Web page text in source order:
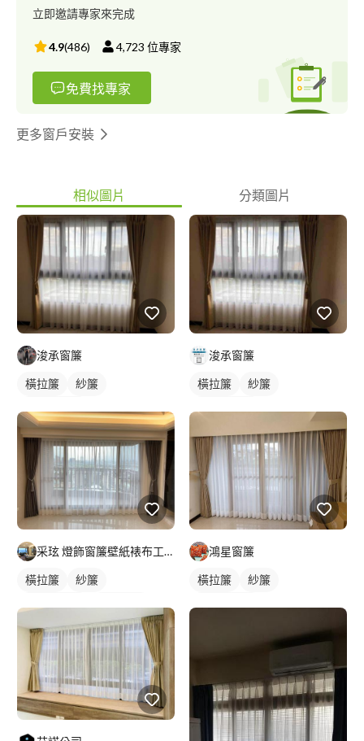
立即邀請專家來完成
4.9(486) 4,723 位專家
免費找專家
更多窗戶安裝
相似圖片 分類圖片
浚承窗簾
橫拉簾
紗簾
采玹 燈飾窗簾壁紙裱布工程
橫拉簾
紗簾
全室照明設計
客廳燈光設計
浚承窗簾
橫拉簾
紗簾
鴻星窗簾
橫拉簾
紗簾